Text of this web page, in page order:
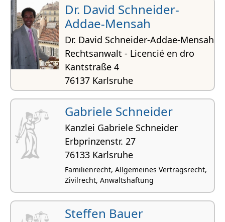
Dr. David Schneider-
Addae-Mensah
Dr. David Schneider-Addae-Mensah
Rechtsanwalt - Licencié en dro
Kantstraße 4
76137 Karlsruhe
Internationales Recht, Ausländerrecht und
Asylrecht
Gabriele Schneider
Kanzlei Gabriele Schneider
Erbprinzenstr. 27
76133 Karlsruhe
Familienrecht, Allgemeines Vertragsrecht,
Zivilrecht, Anwaltshaftung
Steffen Bauer